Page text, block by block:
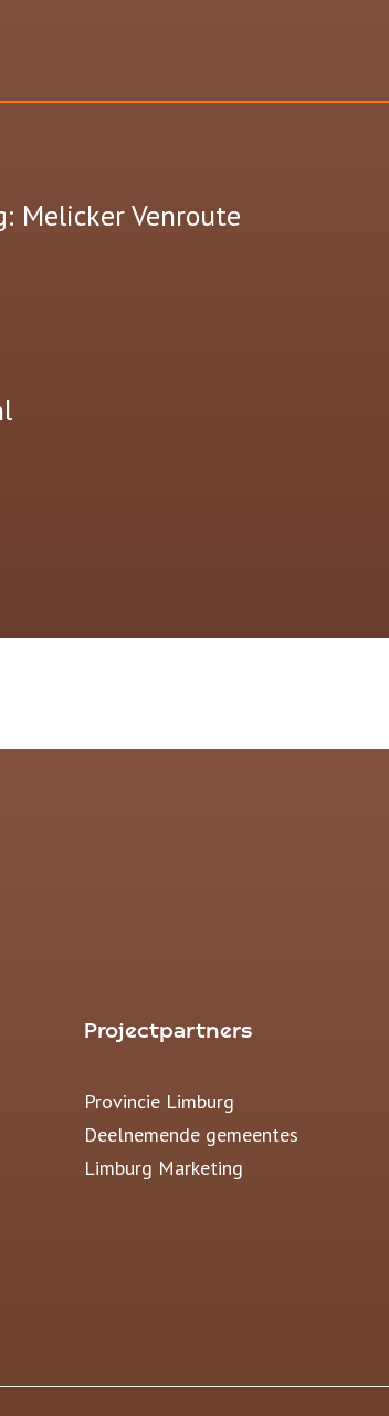
Melicker Venroute
Projectpartners
Provincie Limburg
Deelnemende gemeentes
Limburg Marketing